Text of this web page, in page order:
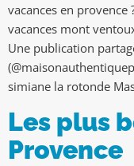
vacances en
vacances mont
Une publication
simiane la rotonde
Les plus
Provence